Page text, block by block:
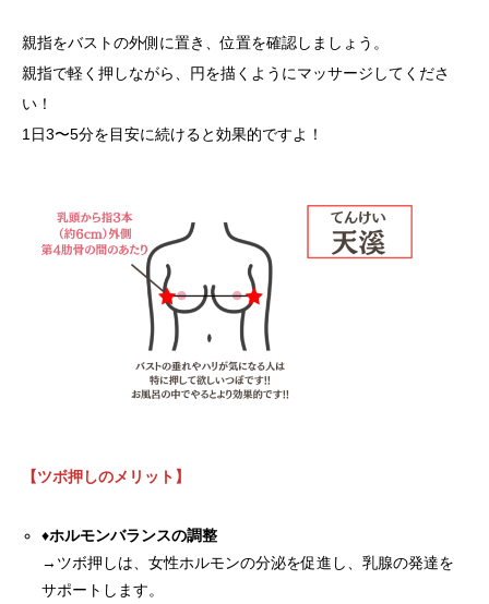
親指をバストの外側に置き、位置を確認しましょう。
親指で軽く押しながら、円を描くようにマッサージしてくださ
い！
1日3〜5分を目安に続けると効果的ですよ！
【ツボ押しのメリット】
♦ホルモンバランスの調整
→ツボ押しは、女性ホルモンの分泌を促進し、乳腺の発達を
サポートします。